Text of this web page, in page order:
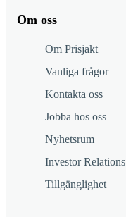
Om oss
Om Prisjakt
Vanliga frågor
Kontakta oss
Jobba hos oss
Nyhetsrum
Investor Relations
Tillgänglighet